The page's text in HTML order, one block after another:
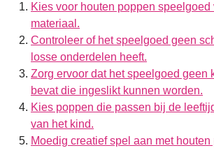
Kies voor houten poppen speelgoed
materiaal.
Controleer of het speelgoed geen
losse onderdelen heeft.
Zorg ervoor dat het speelgoed geen
bevat die ingeslikt kunnen worden.
Kies poppen die passen bij de
van het kind.
Moedig creatief spel aan met